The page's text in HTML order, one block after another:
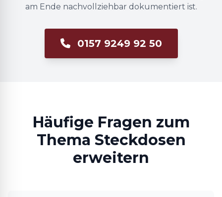
am Ende nachvollziehbar dokumentiert ist.
0157 9249 92 50
Häufige Fragen zum
Thema Steckdosen
erweitern